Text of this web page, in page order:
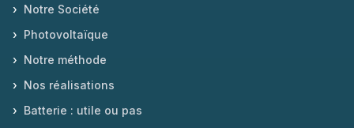
› Notre Société
› Photovoltaïque
› Notre méthode
› Nos réalisations
› Batterie : utile ou pas